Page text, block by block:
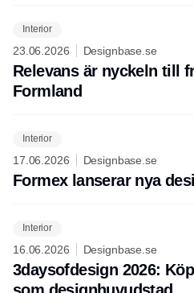
Interior
23.06.2026 Designbase.se
Relevans är nyckeln till
Formland
Interior
17.06.2026 Designbase.se
Formex lanserar nya
Interior
16.06.2026 Designbase.se
3daysofdesign 2026: